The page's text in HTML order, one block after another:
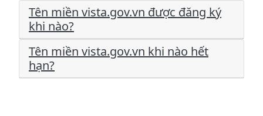
Tên miền vista.gov.vn được đăng ký
khi nào?
Tên miền vista.gov.vn khi nào hết
hạn?